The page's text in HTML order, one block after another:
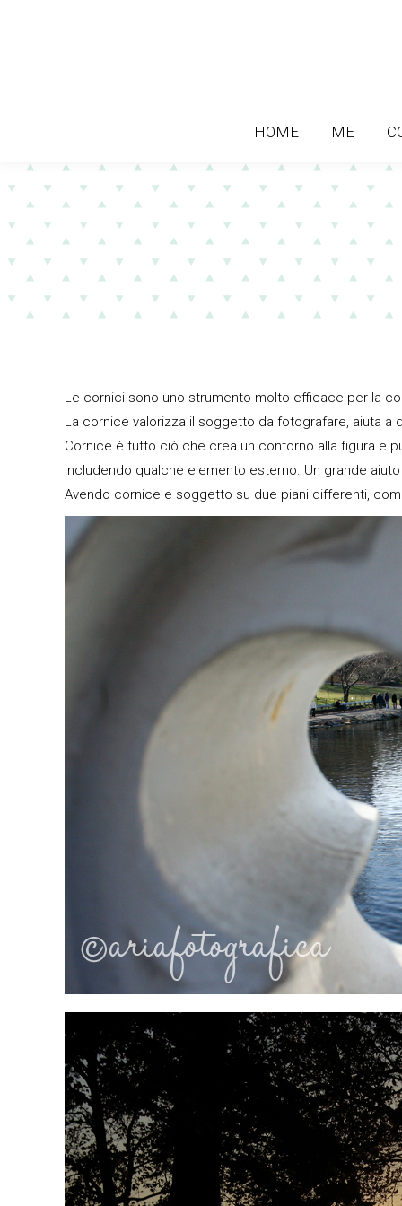
HOME ME
Le cornici sono uno strumento molto efficace per la
La cornice valorizza il soggetto da fotografare, aiuta
Cornice è tutto ciò che crea un contorno alla figura e
includendo qualche elemento esterno. Un grande
Avendo cornice e soggetto su due piani differenti,